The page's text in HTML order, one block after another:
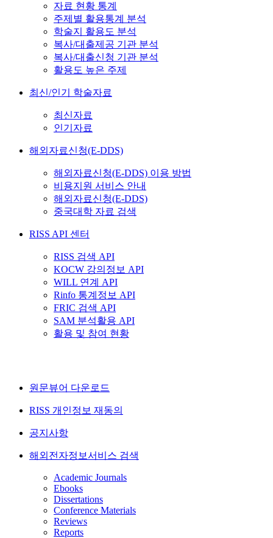
자료 현황 통계
주제별 활용통계 분석
학술지 활용도 분석
복사/대출제공 기관 분석
복사/대출신청 기관 분석
활용도 높은 주제
최신/인기 학술자료
최신자료
인기자료
해외자료신청(E-DDS)
해외자료신청(E-DDS) 이용 방법
비용지원 서비스 안내
해외자료신청(E-DDS)
중국대학 자료 검색
RISS API 센터
RISS 검색 API
KOCW 강의정보 API
WILL 연계 API
Rinfo 통계정보 API
FRIC 검색 API
SAM 분석활용 API
활용 및 참여 현황
원문뷰어 다운로드
RISS 개인정보 재동의
공지사항
해외전자정보서비스 검색
Academic Journals
Ebooks
Dissertations
Conference Materials
Reviews
Reports